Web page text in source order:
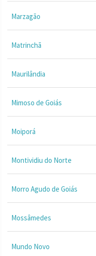
Marzagão
Matrinchã
Maurilândia
Mimoso de Goiás
Moiporá
Montividiu do Norte
Morro Agudo de Goiás
Mossâmedes
Mundo Novo